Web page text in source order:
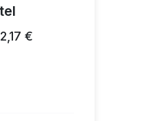
2,17 €